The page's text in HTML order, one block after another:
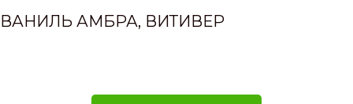
ВАНИЛЬ АМБРА, ВИТИВЕР